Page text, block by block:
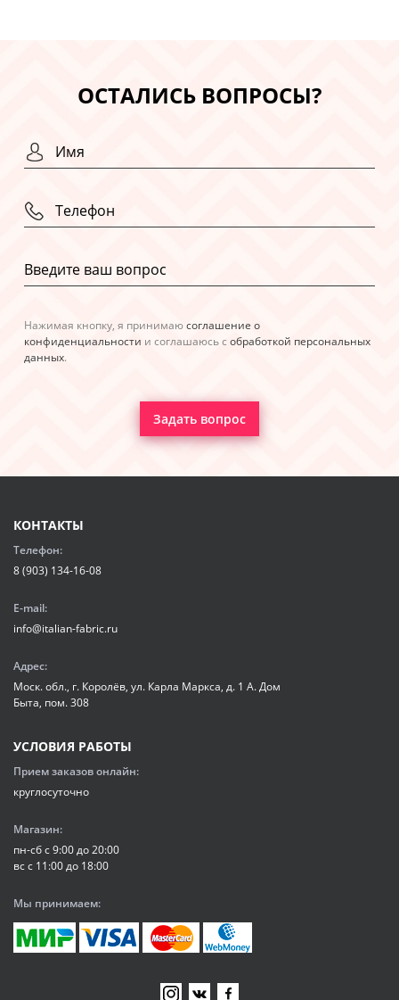
ОСТАЛИСЬ ВОПРОСЫ?
Нажимая кнопку, я принимаюсоглашение о
конфиденциальности и соглашаюсь с обработкой персональных
данных.
Задать вопрос
КОНТАКТЫ
Телефон:
8 (903) 134-16-08
E-mail:
info@italian-fabric.ru
Адрес:
Моск. обл., г. Королёв, ул. Карла Маркса, д. 1 А. Дом
Быта, пом. 308
УСЛОВИЯ РАБОТЫ
Прием заказов онлайн:
круглосуточно
Магазин:
пн-сб с 9:00 до 20:00
вс с 11:00 до 18:00
Мы принимаем: